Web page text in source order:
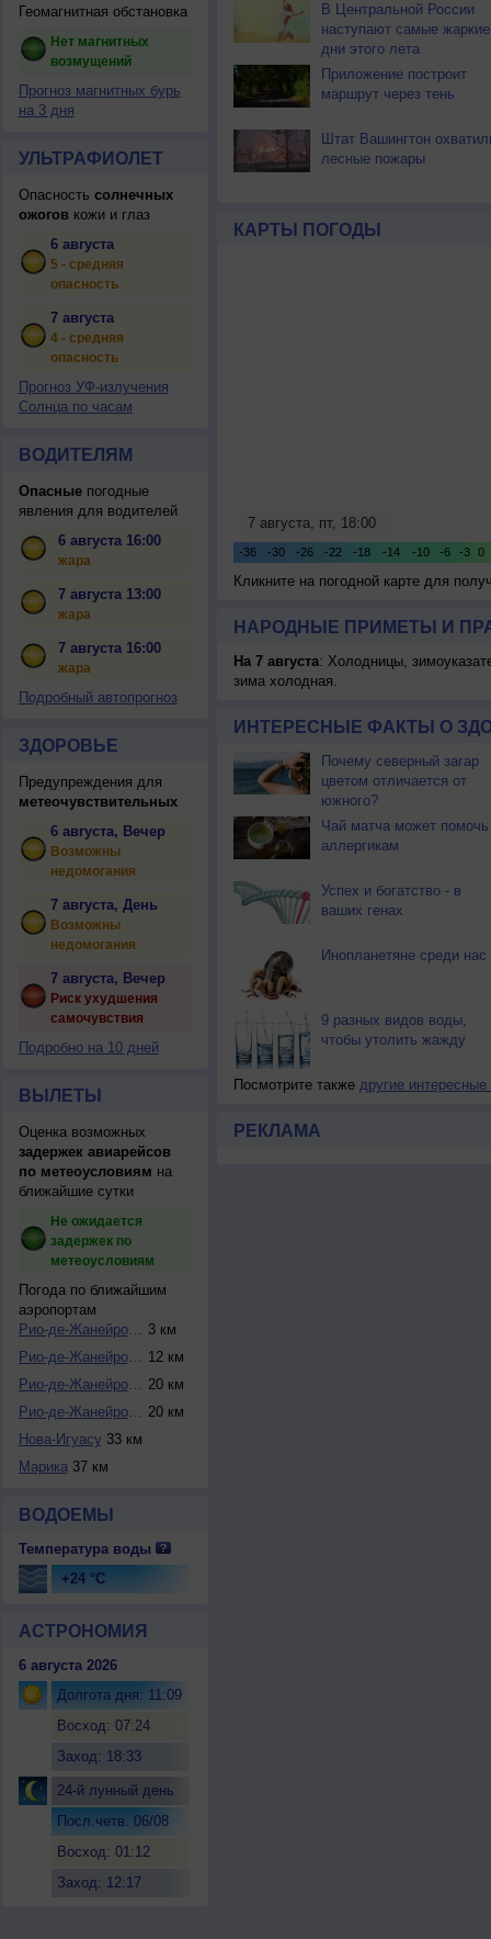
Геомагнитная обстановка
Нет магнитных
возмущений
Прогноз магнитных бурь
на 3 дня
УЛЬТРАФИОЛЕТ
Опасность солнечных
ожоговкожи и глаз
6 августа
5 - средняя
опасность
7 августа
4 - средняя
опасность
Прогноз УФ-излучения
Солнца по часам
ВОДИТЕЛЯМ
Опасныепогодные
явления для водителей
6 августа 16:00
жара
7 августа 13:00
жара
7 августа 16:00
жара
Подробный автопрогноз
ЗДОРОВЬЕ
Предупреждения для
метеочувствительных
6 августа, Вечер
Возможны
недомогания
7 августа, День
Возможны
недомогания
7 августа, Вечер
Риск ухудшения
самочувствия
Подробно на 10 дней
ВЫЛЕТЫ
Оценка возможных
задержек авиарейсов
по метеоусловиям на
ближайшие сутки
Не ожидается
задержек по
метеоусловиям
Погода по ближайшим
аэропортам
Рио-де-Жанейро / ... 3 км
Рио-де-Жанейро / ... 12 км
Рио-де-Жанейро / ... 20 км
Рио-де-Жанейро / ... 20 км
Нова-Игуасу 33 км
Марика37 км
ВОДОЕМЫ
Температура воды
+24 °C
АСТРОНОМИЯ
6 августа 2026
Долгота дня: 11:09
Восход: 07:24
Заход: 18:33
24-й лунный день
Посл.четв. 06/08
Восход: 01:12
Заход: 12:17
В Центральной России
наступают самые жаркие
дни этого лета
Приложение построит
маршрут через тень
Штат Вашингтон
лесные пожары
КАРТЫ ПОГОДЫ
Кликните на погодной карте для
НАРОДНЫЕ ПРИМЕТЫ И
На 7 августа: Холодницы,
зима холодная.
ИНТЕРЕСНЫЕ ФАКТЫ О
Почему северный загар
цветом отличается от
южного?
Чай матча может помочь
аллергикам
Успех и богатство - в
ваших генах
Инопланетяне среди нас
9 разных видов воды,
чтобы утолить жажду
Посмотрите также другие интересные
РЕКЛАМА